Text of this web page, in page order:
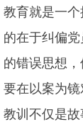
教育就是一个
的在于纠偏
的错误思想，
要在以案为
教训不仅是